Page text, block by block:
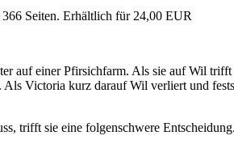
Seiten. Erhältlich für 24,00 EUR
einer Pfirsichfarm. Als sie auf Wil
Victoria kurz darauf Wil verliert und
trifft sie eine folgenschwere